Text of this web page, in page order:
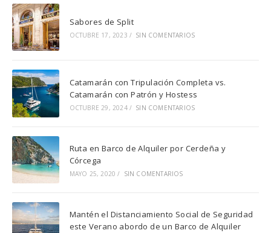
Sabores de Split
OCTUBRE 17, 2023 / SIN COMENTARIOS
Catamarán con Tripulación Completa vs.
Catamarán con Patrón y Hostess
OCTUBRE 29, 2024 / SIN COMENTARIOS
Ruta en Barco de Alquiler por Cerdeña y
Córcega
MAYO 25, 2020 / SIN COMENTARIOS
Mantén el Distanciamiento Social de Seguridad
este Verano abordo de un Barco de Alquiler